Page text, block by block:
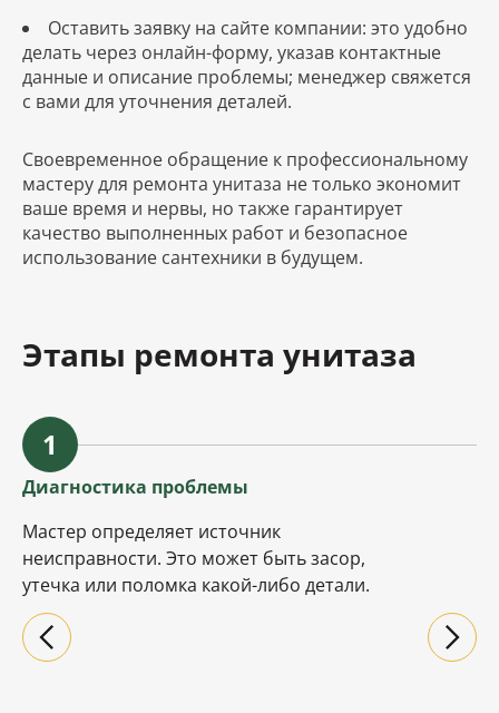
Оставить заявку на сайте компании: это удобно
делать через онлайн-форму, указав контактные
данные и описание проблемы; менеджер свяжется
с вами для уточнения деталей.
Своевременное обращение к профессиональному
мастеру для ремонта унитаза не только экономит
ваше время и нервы, но также гарантирует
качество выполненных работ и безопасное
использование сантехники в будущем.
Этапы ремонта унитаза
1
Диагностика проблемы
Мастер определяет источник
неисправности. Это может быть засор,
утечка или поломка какой-либо детали.